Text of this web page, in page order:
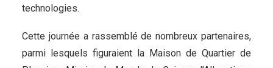
technologies.
Cette journée a rassemblé de nombreux partenaires,
parmi lesquels figuraient la Maison de Quartier de